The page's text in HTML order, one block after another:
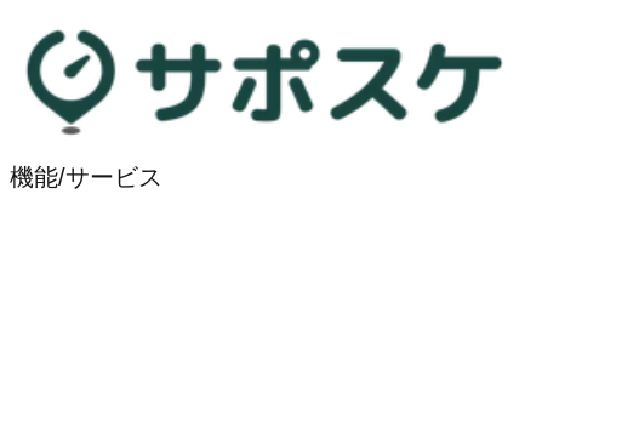
機能/サービス